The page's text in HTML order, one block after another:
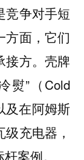
竞争对手短
方面，它们
接方。壳牌
熨”（Cold
及在阿姆斯
充电器，
案例。